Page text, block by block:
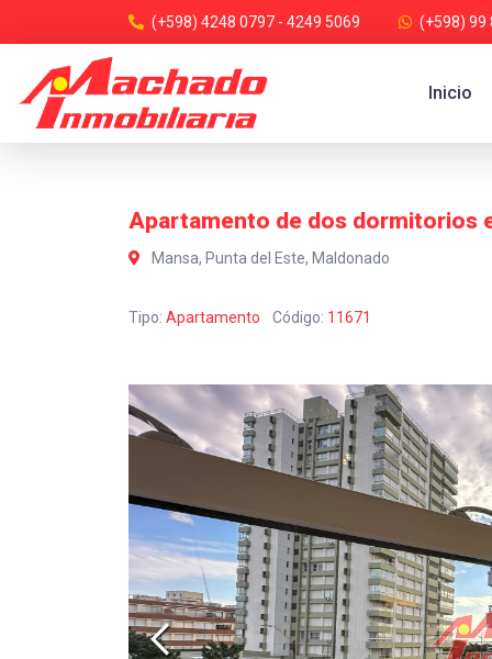
(+598) 4248 0797 - 4249 5069 (+598) 99
Inicio
Apartamento de dos dormitorios
Mansa, Punta del Este, Maldonado
Tipo: Apartamento Código: 11671